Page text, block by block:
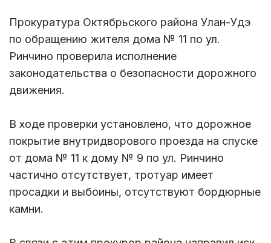
Прокуратура Октябрьского района Улан-Удэ
по обращению жителя дома № 11 по ул.
Ринчино проверила исполнение
законодательства о безопасности дорожного
движения.
В ходе проверки установлено, что дорожное
покрытие внутридворового проезда на спуске
от дома № 11 к дому № 9 по ул. Ринчино
частично отсутствует, тротуар имеет
просадки и выбоины, отсутствуют бордюрные
камни.